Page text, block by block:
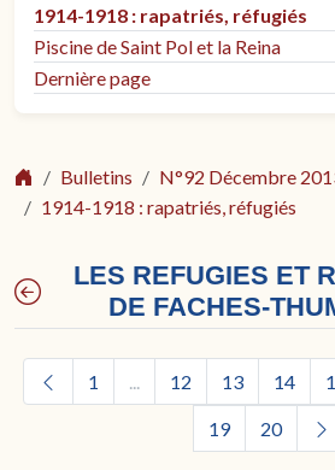
1914-1918 : rapatriés, réfugiés
Piscine de Saint Pol et la Reina
Dernière page
Bulletins
N°92 Décembre
1914-1918 : rapatriés, réfugiés
LES REFUGIES ET
DE FACHES-
1 ... 12 13 14
19 20